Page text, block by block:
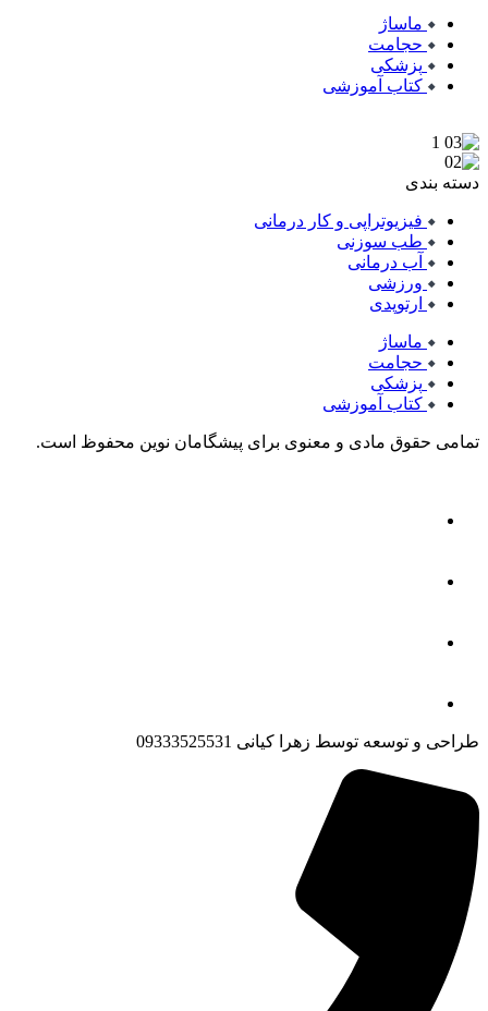
ماساژ
حجامت
پزشکی
کتاب آموزشی
دسته بندی
فیزیوتراپی و کار درمانی
طب سوزنی
آب درمانی
ورزشی
ارتوپدی
ماساژ
حجامت
پزشکی
کتاب آموزشی
تمامی حقوق مادی و معنوی برای پیشگامان نوین محفوظ است.
طراحی و توسعه توسط زهرا کیانی 09333525531